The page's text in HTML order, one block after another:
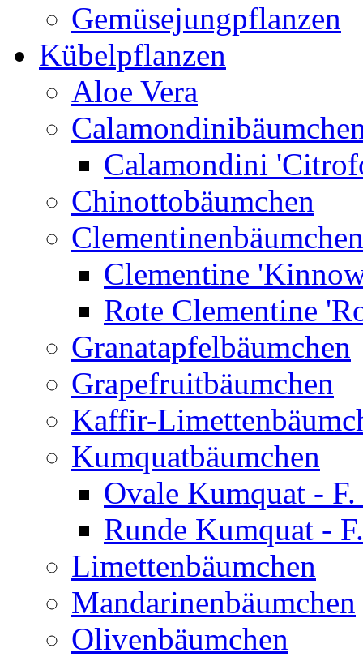
Gemüsejungpflanzen
Kübelpflanzen
Aloe Vera
Calamondini
Chinottobäumchen
Clementinenbäumchen
Clementine
Rote Clementine
Granatapfelbäumchen
Grapefruitbäumchen
Kaffir-
Kumquatbäumchen
Ovale Kumquat -
Runde Kumquat -
Limettenbäumchen
Mandarinenbäumchen
Olivenbäumchen